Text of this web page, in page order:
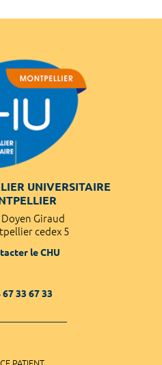
UNIVERSITAIRE
Doyen Giraud
cedex 5
le CHU
67 33 67 33
PATIENT